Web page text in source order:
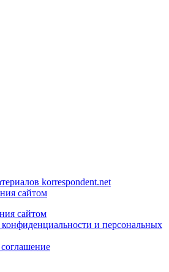
korrespondent.net
сайтом
сайтом
и персональных